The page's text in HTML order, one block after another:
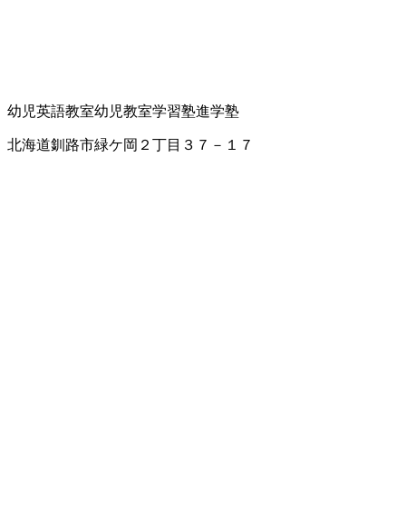
幼児英語教室幼児教室学習塾進学塾
北海道釧路市緑ケ岡２丁目３７－１７